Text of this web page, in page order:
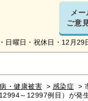
メ
ご意
曜日・祝休日・12月29
・健康被害 > 感染症 >
～12997例目）が発